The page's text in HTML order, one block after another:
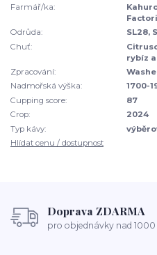
Farmář/ka:
Odrůda:
SL28,
Chuť:
rybíz
Zpracování:
Nadmořská výška:
1700-
Cupping score:
87
Crop:
2024
Typ kávy:
Hlídat cenu / dostupnost
Doprava ZDARMA
pro objednávky nad 1000